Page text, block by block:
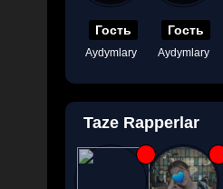
Гость
Aydymlary
Гость
Aydymlary
Taze Rapperlar